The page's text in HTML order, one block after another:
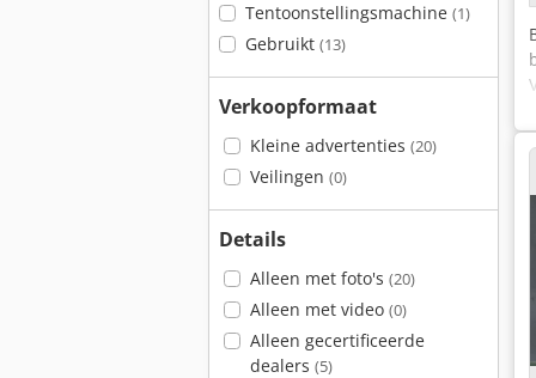
Tentoonstellingsmachine (1)
Gebruikt (13)
Verkoopformaat
Kleine advertenties (20)
Veilingen (0)
Details
Alleen met foto's (20)
Alleen met video (0)
Alleen gecertificeerde
dealers (5)